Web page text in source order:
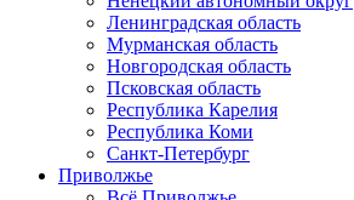
Ленинградская область
Мурманская область
Новгородская область
Псковская область
Республика Карелия
Республика Коми
Санкт-Петербург
Приволжье